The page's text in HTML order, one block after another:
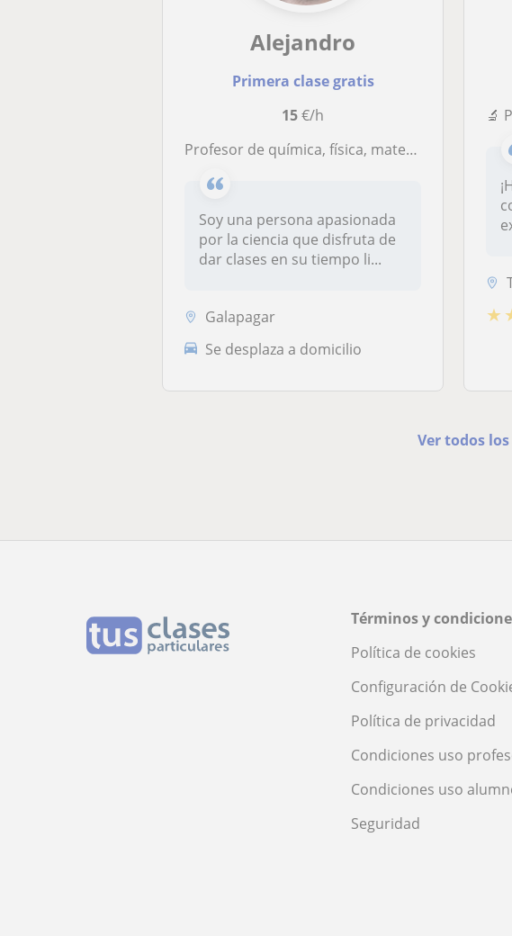
Alejandro
Primera clase gratis
15€/h
Profesor de química, física, matemáticas y biología a alumnos de ESO, Bachillerato y primer año universitario
Soy una persona apasionada
por la ciencia que disfruta de
dar clases en su tiempo li...
Galapagar
Se desplaza a domicilio
★
Ver todos
Términos y
Política de cookies
Configuración de
Política de privacidad
Condiciones uso
Condiciones uso
Seguridad